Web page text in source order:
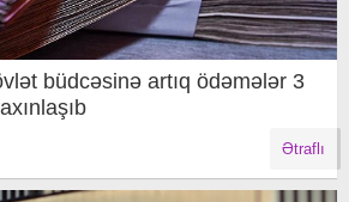
büdcəsinə artıq ödəmələr 3
Ətraflı